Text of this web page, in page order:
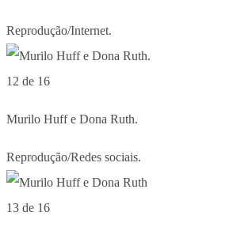
Reprodução/Internet.
12 de 16
Murilo Huff e Dona Ruth.
Reprodução/Redes sociais.
13 de 16